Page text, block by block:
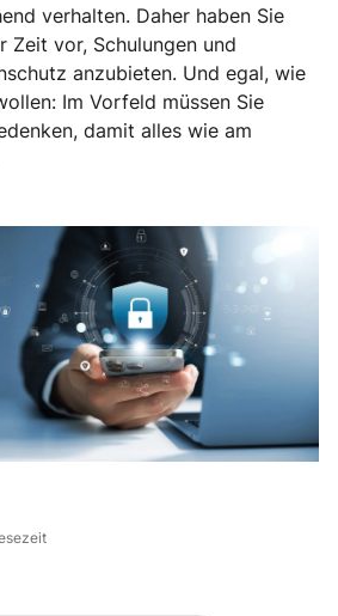
verhalten. Daher haben Sie
Zeit vor, Schulungen und
anzubieten. Und egal, wie
Im Vorfeld müssen Sie
damit alles wie am